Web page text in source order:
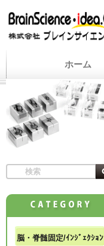
ホーム
脳・脊髄固定/ｲﾝｼﾞｪｸｼｮﾝ